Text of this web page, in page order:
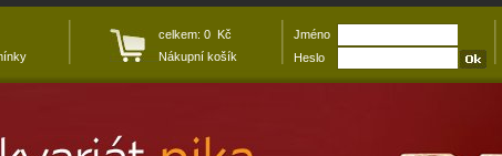
celkem: 0 Kč
Nákupní košík
Jméno
Heslo